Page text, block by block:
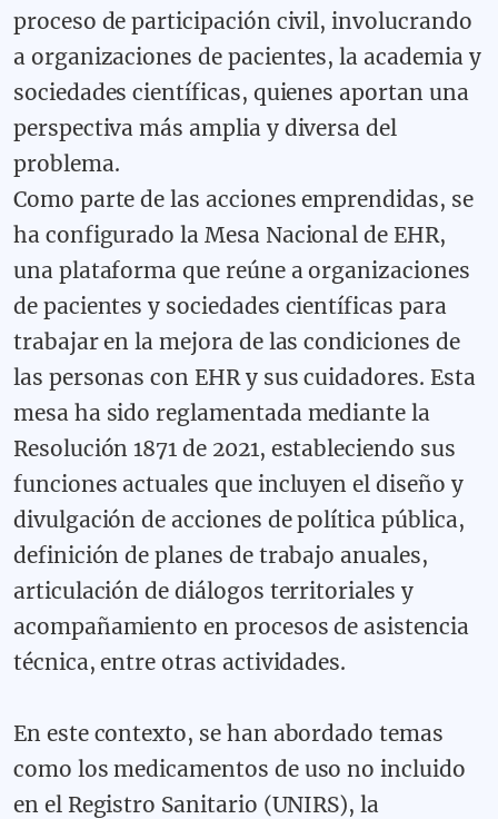
proceso de participación civil, involucrando
a organizaciones de pacientes, la academia y
sociedades científicas, quienes aportan una
perspectiva más amplia y diversa del
problema.
Como parte de las acciones emprendidas, se
ha configurado la Mesa Nacional de EHR,
una plataforma que reúne a organizaciones
de pacientes y sociedades científicas para
trabajar en la mejora de las condiciones de
las personas con EHR y sus cuidadores. Esta
mesa ha sido reglamentada mediante la
Resolución 1871 de 2021, estableciendo sus
funciones actuales que incluyen el diseño y
divulgación de acciones de política pública,
definición de planes de trabajo anuales,
articulación de diálogos territoriales y
acompañamiento en procesos de asistencia
técnica, entre otras actividades.
En este contexto, se han abordado temas
como los medicamentos de uso no incluido
en el Registro Sanitario (UNIRS), la